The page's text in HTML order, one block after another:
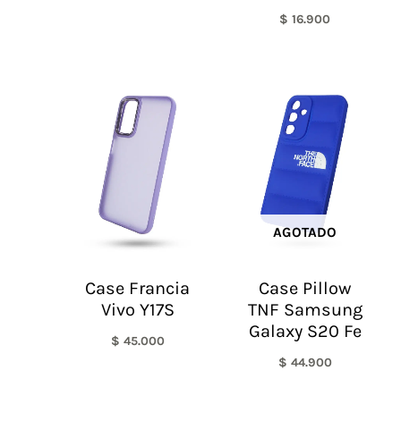
$ 16.900
Case Francia
Vivo Y17S
$ 45.000
AGOTADO
Case Pillow
TNF Samsung
Galaxy S20 Fe
$ 44.900